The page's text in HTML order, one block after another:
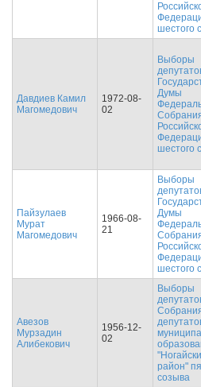
шестого
Давдиев Камил
Магомедович
1972-08-
02
Выборы
Думы
шестого
Пайзулаев
Мурат
Магомедович
1966-08-
21
Выборы
Думы
шестого
Авезов
Мурзадин
Алибекович
1956-12-
02
Выборы
район"
созыва